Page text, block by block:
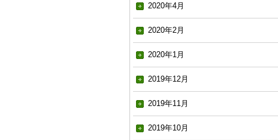
2020年4月
2020年2月
2020年1月
2019年12月
2019年11月
2019年10月